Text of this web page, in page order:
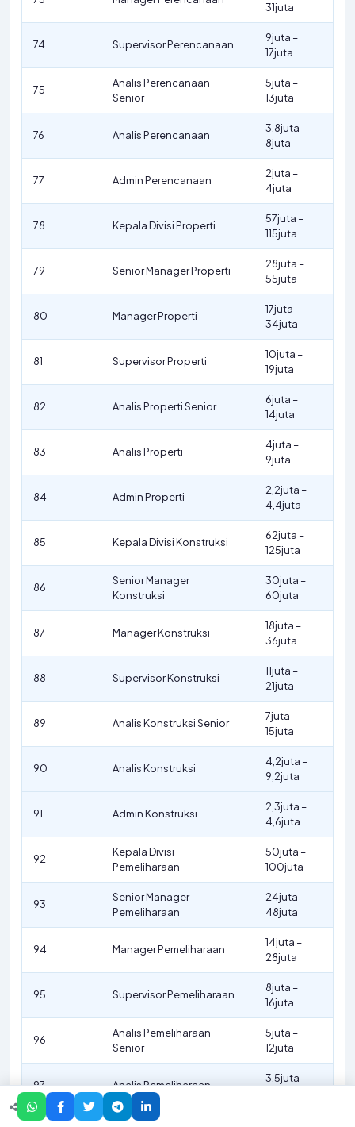
31juta
74 Supervisor Perencanaan
9juta –
17juta
75
Analis Perencanaan
Senior
5juta –
13juta
76 Analis Perencanaan
3,8juta –
8juta
77 Admin Perencanaan
2juta –
4juta
78 Kepala Divisi Properti
57juta –
115juta
79 Senior Manager Properti
28juta –
55juta
80 Manager Properti
17juta –
34juta
81 Supervisor Properti
10juta –
19juta
82 Analis Properti Senior
6juta –
14juta
83 Analis Properti
4juta –
9juta
84 Admin Properti
2,2juta –
4,4juta
85 Kepala Divisi Konstruksi
62juta –
125juta
86
Senior Manager
Konstruksi
30juta –
60juta
87 Manager Konstruksi
18juta –
36juta
88 Supervisor Konstruksi
11juta –
21juta
89 Analis Konstruksi Senior
7juta –
15juta
90 Analis Konstruksi
4,2juta –
9,2juta
91 Admin Konstruksi
2,3juta –
4,6juta
92
Kepala Divisi
Pemeliharaan
50juta –
100juta
93
Senior Manager
Pemeliharaan
24juta –
48juta
94 Manager Pemeliharaan
14juta –
28juta
95 Supervisor Pemeliharaan
8juta –
16juta
96
Analis Pemeliharaan
Senior
5juta –
12juta
97 Analis Pemeliharaan
3,5juta –